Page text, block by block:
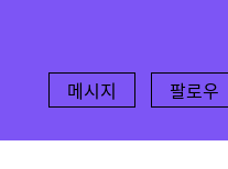
메시지 팔로우